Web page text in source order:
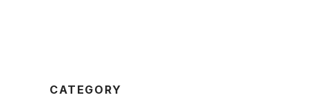
CATEGORY